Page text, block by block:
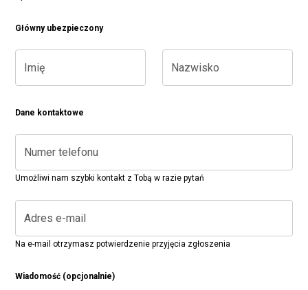
Główny ubezpieczony
Imię Nazwisko
Dane kontaktowe
Numer telefonu
Umożliwi nam szybki kontakt z Tobą w razie pytań
Adres e-mail
Na e-mail otrzymasz potwierdzenie przyjęcia zgłoszenia
Wiadomość (opcjonalnie)